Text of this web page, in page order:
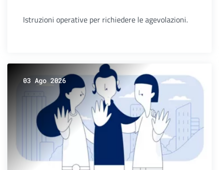
Istruzioni operative per richiedere le agevolazioni.
03 Ago 2026